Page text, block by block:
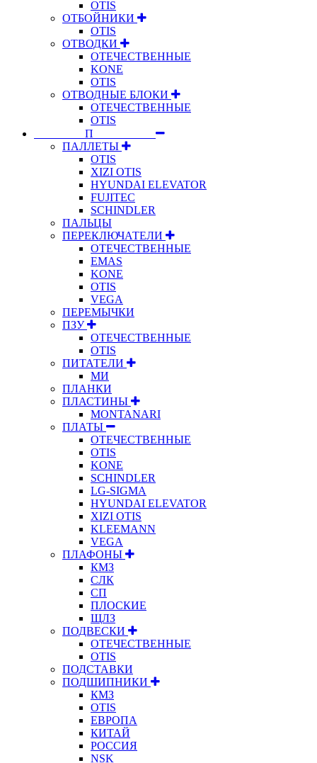
OTIS
ОТБОЙНИКИ
OTIS
ОТВОДКИ
ОТЕЧЕСТВЕННЫЕ
KONE
OTIS
ОТВОДНЫЕ БЛОКИ
ОТЕЧЕСТВЕННЫЕ
OTIS
⠀⠀⠀⠀⠀⠀П⠀⠀⠀⠀⠀⠀⠀
ПАЛЛЕТЫ
OTIS
XIZI OTIS
HYUNDAI ELEVATOR
FUJITEC
SCHINDLER
ПАЛЬЦЫ
ПЕРЕКЛЮЧАТЕЛИ
ОТЕЧЕСТВЕННЫЕ
EMAS
KONE
OTIS
VEGA
ПЕРЕМЫЧКИ
ПЗУ
ОТЕЧЕСТВЕННЫЕ
OTIS
ПИТАТЕЛИ
МИ
ПЛАНКИ
ПЛАСТИНЫ
MONTANARI
ПЛАТЫ
ОТЕЧЕСТВЕННЫЕ
OTIS
KONE
SCHINDLER
LG-SIGMA
HYUNDAI ELEVATOR
XIZI OTIS
KLEEMANN
VEGA
ПЛАФОНЫ
КМЗ
СЛК
СП
ПЛОСКИЕ
ЩЛЗ
ПОДВЕСКИ
ОТЕЧЕСТВЕННЫЕ
OTIS
ПОДСТАВКИ
ПОДШИПНИКИ
КМЗ
OTIS
ЕВРОПА
КИТАЙ
РОССИЯ
NSK